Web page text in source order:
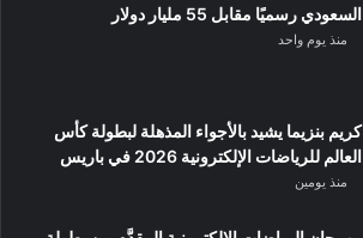
السعودي رسميًا مقابل 55 مليار دولار
منذ يوم واحد
كريم بنزيما يشيد بالأجواء المذهلة لبطولة كأس
العالم للرياضات الإلكترونية 2026 في باريس
منذ يومين